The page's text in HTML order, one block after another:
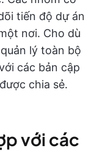
tiến độ dự án
nơi. Cho dù
lý toàn bộ
các bản cập
chia sẻ.
với các